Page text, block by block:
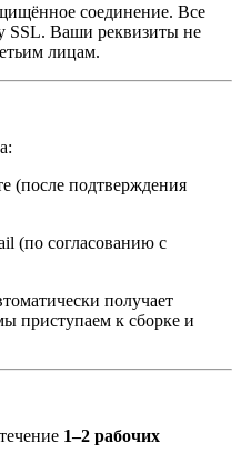
соединение. Все
SSL. Ваши реквизиты не
лицам.
(после подтверждения
(по согласованию с
получает
приступаем к сборке и
1–2 рабочих